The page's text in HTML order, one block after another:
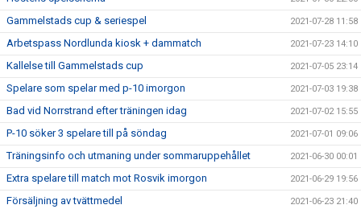
Gammelstads cup & seriespel 2021-07-28 11:58
Arbetspass Nordlunda kiosk + dammatch 2021-07-23 14:10
Kallelse till Gammelstads cup 2021-07-05 23:14
Spelare som spelar med p-10 imorgon 2021-07-03 19:38
Bad vid Norrstrand efter träningen idag 2021-07-02 15:55
P-10 söker 3 spelare till på söndag 2021-07-01 09:06
Träningsinfo och utmaning under sommaruppehållet 2021-06-30 00:01
Extra spelare till match mot Rosvik imorgon 2021-06-29 19:56
Försäljning av tvättmedel 2021-06-23 21:40